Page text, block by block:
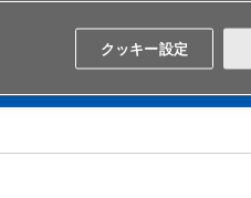
Search
クッキー設定